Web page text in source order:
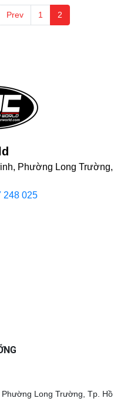
Prev 1 2
Phường Long Trường,
248 025
Long Trường, Tp. Hồ